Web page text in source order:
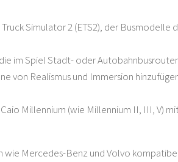
Simulator 2 (ETS2), der Busmodelle
im Spiel Stadt- oder
von Realismus und Immersion
Millennium (wie Millennium II, III, V)
Mercedes-Benz und Volvo